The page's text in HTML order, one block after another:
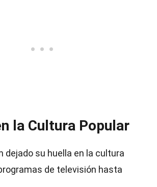
la Cultura Popular
dejado su huella en la cultura
de televisión hasta